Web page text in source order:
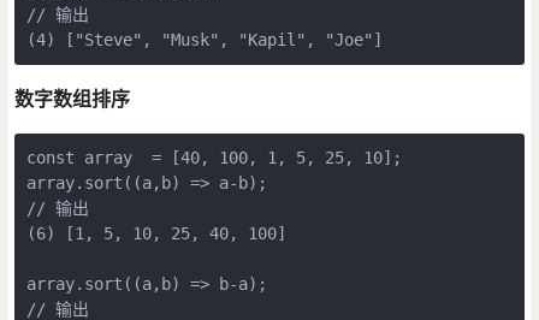
// 输出
(4) ["Steve", "Musk", "Kapil", "Joe"]
数字数组排序
const array  = [40, 100, 1, 5, 25, 10];
array.sort((a,b) => a-b);
// 输出
(6) [1, 5, 10, 25, 40, 100]
array.sort((a,b) => b-a);
// 输出